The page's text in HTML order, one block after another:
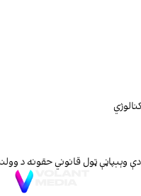
وېبپاڼې ټول قانوني حقونه د